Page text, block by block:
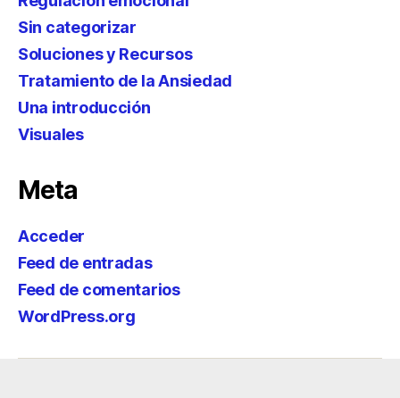
Sin categorizar
Soluciones y Recursos
Tratamiento de la Ansiedad
Una introducción
Visuales
Meta
Acceder
Feed de entradas
Feed de comentarios
WordPress.org